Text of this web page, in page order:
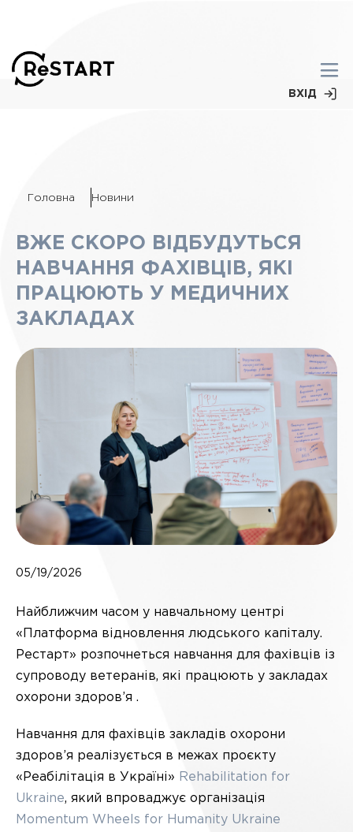
ВХІД
Головна Новини
ВЖЕ СКОРО ВІДБУДУТЬСЯ
НАВЧАННЯ ФАХІВЦІВ, ЯКІ
ПРАЦЮЮТЬ У МЕДИЧНИХ
ЗАКЛАДАХ
05/19/2026
Найближчим часом у навчальному центрі
«Платформа відновлення людського капіталу.
Рестарт» розпочнеться навчання для фахівців із
супроводу ветеранів, які працюють у закладах
охорони здоров’я .
Навчання для фахівців закладів охорони
здоров’я реалізується в межах проєкту
«Реабілітація в Україні» Rehabilitation for
Ukraine, який впроваджує організація
Momentum Wheels for Humanity Ukraine